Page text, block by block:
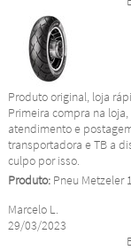
Produto original, loja
Primeira compra na
atendimento e
transportadora e TB a
culpo por isso.
Produto:Pneu Metzeler
Marcelo L.
29/03/2023